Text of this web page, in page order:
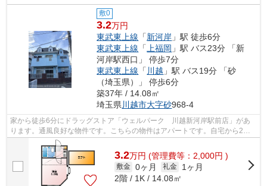
敷0
3.2万円
東武東上線 「新河岸 」駅 徒歩6分
東武東上線 「上福岡 」駅 バス23分 「新
河岸駅西口」 停歩7分
東武東上線 「 川越 」駅 バス19分 「砂
（埼玉県）」 停歩6分
築37年 / 14.08㎡
埼玉県川越市大字砂968-4
家から徒歩6分にドラッグストア「ウェルパーク 川越新河岸駅前店」があ
ります。通風良好な物件です。こちらの物件はアパートです。自宅から2駅
利用できる、利便性の高い物件です。川...
3.2万円 (管理費等：2,000円 )
敷金 0ヶ月 礼金
1ヶ月
2階 / 1K / 14.08㎡